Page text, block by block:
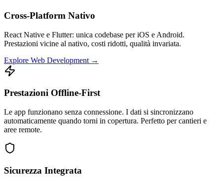
Cross-Platform Nativo
React Native e Flutter: unica codebase per iOS e Android.
Prestazioni vicine al nativo, costi ridotti, qualità invariata.
Explore Web Development →
Prestazioni Offline-First
Le app funzionano senza connessione. I dati si sincronizzano
automaticamente quando torni in copertura. Perfetto per cantieri e
aree remote.
Sicurezza Integrata